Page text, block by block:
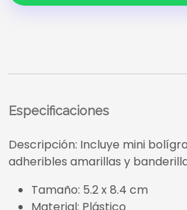
Especificaciones
Descripción: Incluye mini
adheribles amarillas y
Tamaño: 5.2 x 8.4 cm